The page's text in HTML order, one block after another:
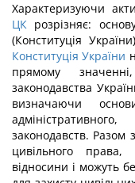
Характеризуючи
ЦК розрізняє:
(Конституція
Конституція України
прямому
законодавства
визначаючи
законодавств. Разом
цивільного
відносини і можуть